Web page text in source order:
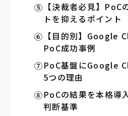
【決裁者必見】PoC
トを抑えるポイント
【目的別】Google
PoC成功事例
PoC基盤にGoogle
5つの理由
PoCの結果を本格導
判断基準